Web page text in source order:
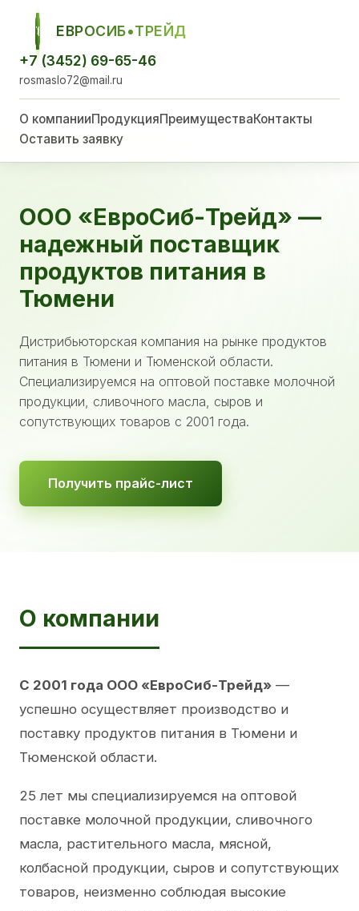
ЕСТ
ЕВРОСИБ•ТРЕЙД
+7 (3452) 69-65-46
rosmaslo72@mail.ru
О компанииПродукцияПреимуществаКонтакты
Оставить заявку
ООО «ЕвроСиб-Трейд» —
надежный поставщик
продуктов питания в
Тюмени
Дистрибьюторская компания на рынке продуктов
питания в Тюмени и Тюменской области.
Специализируемся на оптовой поставке молочной
продукции, сливочного масла, сыров и
сопутствующих товаров с 2001 года.
Получить прайс-лист
О компании
С 2001 года ООО «ЕвроСиб-Трейд» —
успешно осуществляет производство и
поставку продуктов питания в Тюмени и
Тюменской области.
25 лет мы специализируемся на оптовой
поставке молочной продукции, сливочного
масла, растительного масла, мясной,
колбасной продукции, сыров и сопутствующих
товаров, неизменно соблюдая высокие